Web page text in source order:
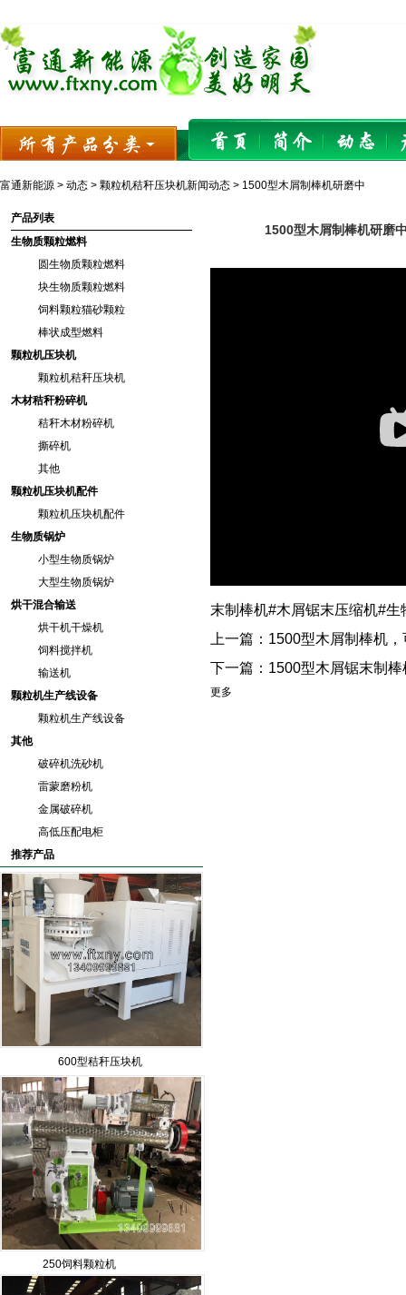
富通新能源 > 动态 > 颗粒机秸秆压块机新闻动态 > 1500型木屑制棒机研磨中
1500型木屑制棒机研磨
末制棒机#木屑锯末压缩机#生
上一篇： 1500型木屑制棒机
下一篇： 1500型木屑锯末制棒
更多
产品列表
生物质颗粒燃料
圆生物质颗粒燃料
块生物质颗粒燃料
饲料颗粒猫砂颗粒
棒状成型燃料
颗粒机压块机
颗粒机秸秆压块机
木材秸秆粉碎机
秸秆木材粉碎机
撕碎机
其他
颗粒机压块机配件
颗粒机压块机配件
生物质锅炉
小型生物质锅炉
大型生物质锅炉
烘干混合输送
烘干机干燥机
饲料搅拌机
输送机
颗粒机生产线设备
颗粒机生产线设备
其他
破碎机洗砂机
雷蒙磨粉机
金属破碎机
高低压配电柜
推荐产品
600型秸秆压块机
250饲料颗粒机